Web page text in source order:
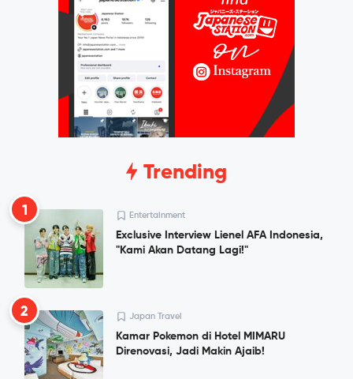
Trending
1 Entertainment
Exclusive Interview Lienel AFA Indonesia,
"Kami Akan Datang Lagi!"
2 Japan Travel
Kamar Pokemon di Hotel MIMARU
Direnovasi, Jadi Makin Ajaib!